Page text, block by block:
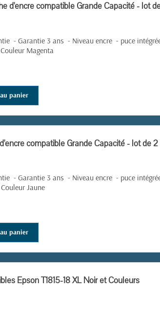
d'encre compatible Grande Capacité - lot
- Garantie 3 ans - Niveau encre - puce
Magenta
panier
compatible Grande Capacité - lot de 2
- Garantie 3 ans - Niveau encre - puce
Jaune
panier
Epson T1815-18 XL Noir et Couleurs